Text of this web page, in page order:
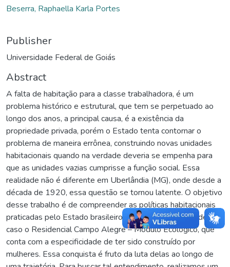
Beserra, Raphaella Karla Portes
Publisher
Universidade Federal de Goiás
Abstract
A falta de habitação para a classe trabalhadora, é um
problema histórico e estrutural, que tem se perpetuado ao
longo dos anos, a principal causa, é a existência da
propriedade privada, porém o Estado tenta contornar o
problema de maneira errônea, construindo novas unidades
habitacionais quando na verdade deveria se empenha para
que as unidades vazias cumprisse a função social. Essa
realidade não é diferente em Uberlândia (MG), onde desde a
década de 1920, essa questão se tornou latente. O objetivo
desse trabalho é de compreender as políticas habitacionais
praticadas pelo Estado brasileiro, tendo como estudo de
caso o Residencial Campo Alegre – Módulo Ecológico, que
conta com a especificidade de ter sido construído por
mulheres. Essa conquista é fruto da luta delas ao longo de